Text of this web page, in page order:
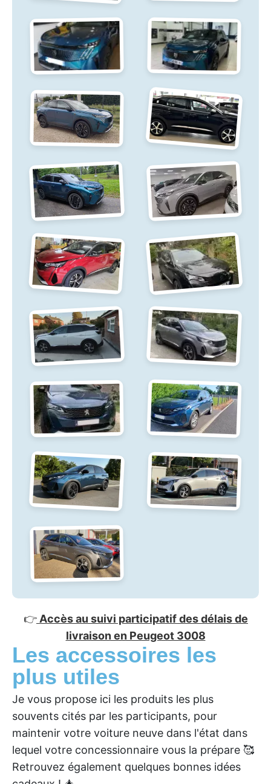
👉 Accès au suivi participatif des délais de
livraison en Peugeot 3008
Les accessoires les
plus utiles
Je vous propose ici les produits les plus
souvents cités par les participants, pour
maintenir votre voiture neuve dans l'état dans
lequel votre concessionnaire vous la prépare 🥰
Retrouvez également quelques bonnes idées